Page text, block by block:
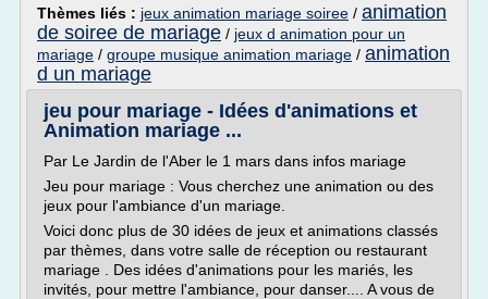
Thèmes liés : jeux animation mariage soiree / animation
de soiree de mariage / jeux d animation pour un
mariage / groupe musique animation mariage / animation
d un mariage
jeu pour mariage - Idées d'animations et
Animation mariage ...
Par Le Jardin de l'Aber le 1 mars dans infos mariage
Jeu pour mariage : Vous cherchez une animation ou des
jeux pour l'ambiance d'un mariage.
Voici donc plus de 30 idées de jeux et animations classés
par thèmes, dans votre salle de réception ou restaurant
mariage . Des idées d'animations pour les mariés, les
invités, pour mettre l'ambiance, pour danser.... A vous de